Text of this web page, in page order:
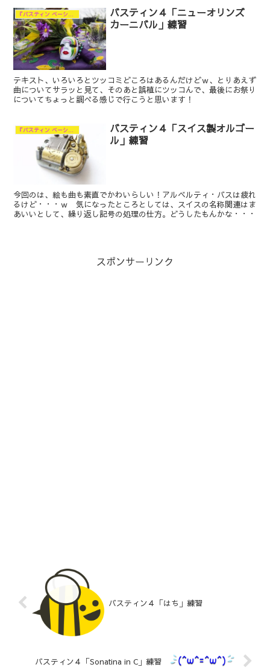
バスティン４「ニューオリンズ
カーニバル」練習
テキスト、いろいろとツッコミどころはあるんだけどｗ、とりあえず
曲についてサラッと見て、そのあと誤植にツッコんで、最後にお祭り
についてちょっと調べる感じで行こうと思います！
バスティン４「スイス製オルゴー
ル」練習
今回のは、絵も曲も素直でかわいらしい！アルベルティ・バスは疲れ
るけど・・・ｗ 気になったところとしては、スイスの名称関連はま
あいいとして、繰り返し記号の処理の仕方。どうしたもんかな・・・
スポンサーリンク
バスティン４「はち」練習
バスティン４「Sonatina in C」練習